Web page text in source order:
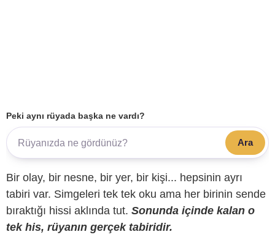
Peki aynı rüyada başka ne vardı?
Ara
Bir olay, bir nesne, bir yer, bir kişi... hepsinin ayrı
tabiri var. Simgeleri tek tek oku ama her birinin sende
bıraktığı hissi aklında tut. Sonunda içinde kalan o
tek his, rüyanın gerçek tabiridir.